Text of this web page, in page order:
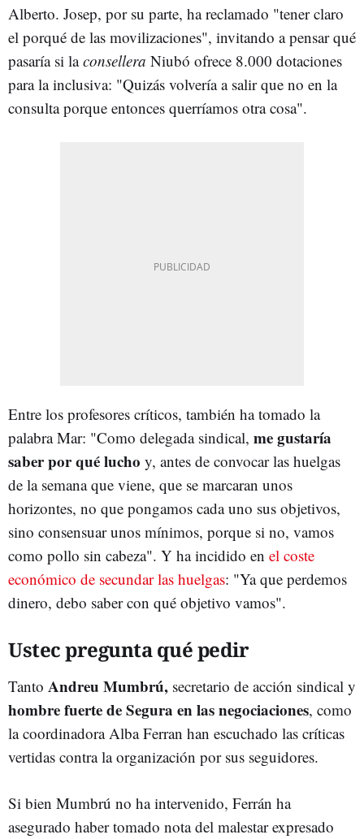
Alberto. Josep, por su parte, ha reclamado "tener claro
el porqué de las movilizaciones", invitando a pensar qué
pasaría si laconsellera Niubó ofrece 8.000 dotaciones
para la inclusiva: "Quizás volvería a salir que no en la
consulta porque entonces querríamos otra cosa".
Entre los profesores críticos, también ha tomado la
palabra Mar: "Como delegada sindical, me gustaría
saber por qué lucho y, antes de convocar las huelgas
de la semana que viene, que se marcaran unos
horizontes, no que pongamos cada uno sus objetivos,
sino consensuar unos mínimos, porque si no, vamos
como pollo sin cabeza". Y ha incidido en el coste
económico de secundar las huelgas: "Ya que perdemos
dinero, debo saber con qué objetivo vamos".
Ustec pregunta qué pedir
Tanto Andreu Mumbrú, secretario de acción sindical y
hombre fuerte de Segura en las negociaciones, como
la coordinadora Alba Ferran han escuchado las críticas
vertidas contra la organización por sus seguidores.
Si bien Mumbrú no ha intervenido, Ferrán ha
asegurado haber tomado nota del malestar expresado